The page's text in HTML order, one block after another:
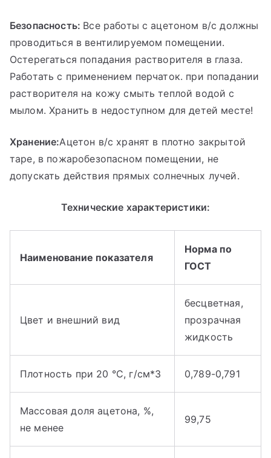
Безопасность: Все работы с ацетоном в/с должны
проводиться в вентилируемом помещении.
Остерегаться попадания растворителя в глаза.
Работать с применением перчаток. при попадании
растворителя на кожу смыть теплой водой с
мылом. Хранить в недоступном для детей месте!
Хранение:Ацетон в/с хранят в плотно закрытой
таре, в пожаробезопасном помещении, не
допускать действия прямых солнечных лучей.
Технические характеристики:
Наименование показателя
Норма по
ГОСТ
Цвет и внешний вид
бесцветная,
прозрачная
жидкость
Плотность при 20 °С, г/см*3 0,789-0,791
Массовая доля ацетона, %,
не менее
99,75